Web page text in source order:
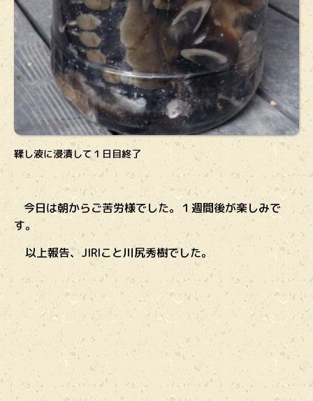
鞣し液に浸漬して１日目終了
今日は朝からご苦労様でした。１週間後が楽しみで
す。
以上報告、JIRIこと川尻秀樹でした。